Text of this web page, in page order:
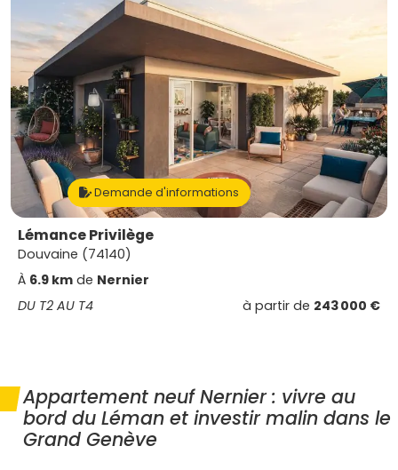
Demande d'informations
Lémance Privilège
Douvaine (74140)
À 6.9 km de Nernier
DU T2 AU T4
à partir de 243 000 €
Appartement neuf Nernier : vivre au
bord du Léman et investir malin dans le
Grand Genève